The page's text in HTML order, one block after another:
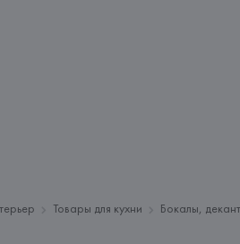
Товары для кухни Бокалы,